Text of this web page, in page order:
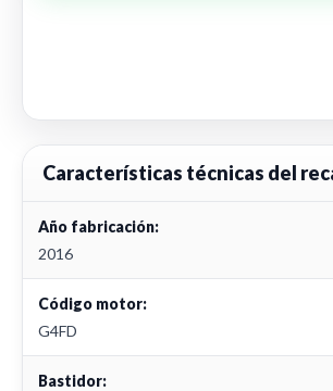
Características técnicas del
Año fabricación:
2016
Código motor:
G4FD
Bastidor: